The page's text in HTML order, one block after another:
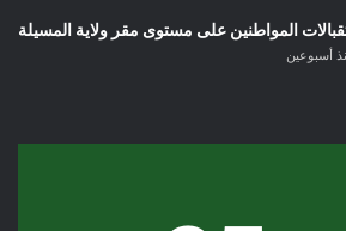
المواطنين على مستوى مقر ولاية المسيلة
أسبوعين